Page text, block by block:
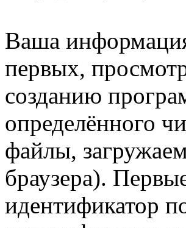
Ваша
первых,
созданию
определённого
файлы,
браузера).
идентификатор